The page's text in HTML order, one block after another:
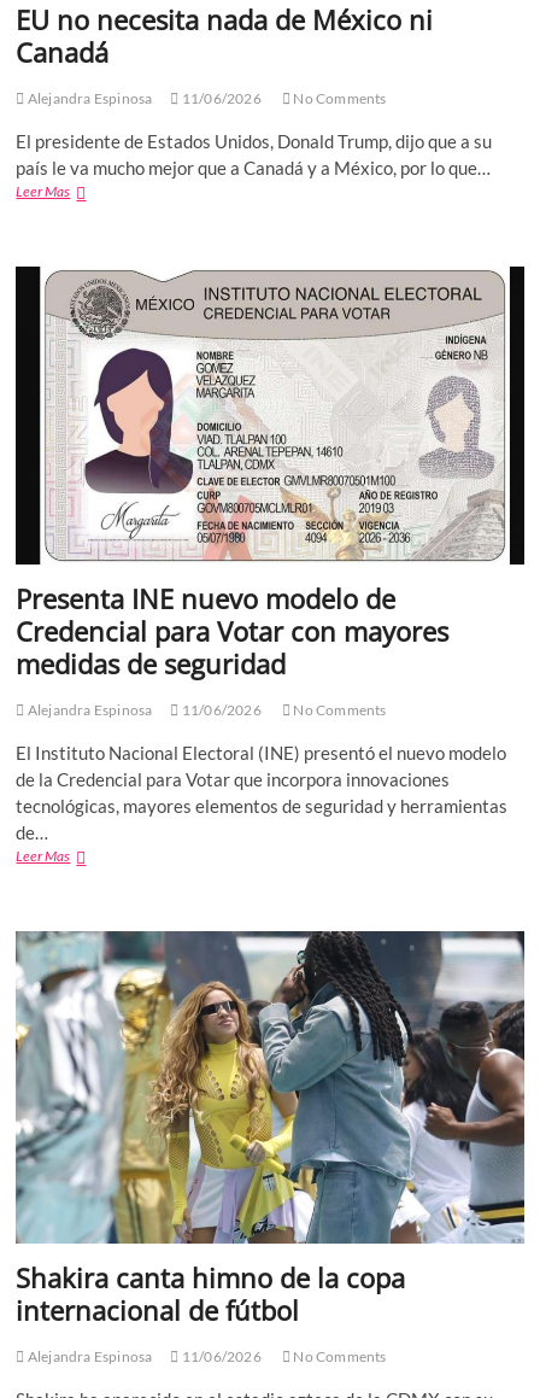
EU no necesita nada de México ni
Canadá
Alejandra Espinosa 11/06/2026 No Comments
El presidente de Estados Unidos, Donald Trump, dijo que a su
país le va mucho mejor que a Canadá y a México, por lo que…
Leer MasEU
de
México
ni
Canadá
Presenta INE nuevo modelo de
Credencial para Votar con mayores
medidas de seguridad
Alejandra Espinosa 11/06/2026 No Comments
El Instituto Nacional Electoral (INE) presentó el nuevo modelo
de la Credencial para Votar que incorpora innovaciones
tecnológicas, mayores elementos de seguridad y herramientas
de…
Leer MasPresenta
de
Credencial
para
con
mayores
medidas
de
seguridad
Shakira canta himno de la copa
internacional de fútbol
Alejandra Espinosa 11/06/2026 No Comments